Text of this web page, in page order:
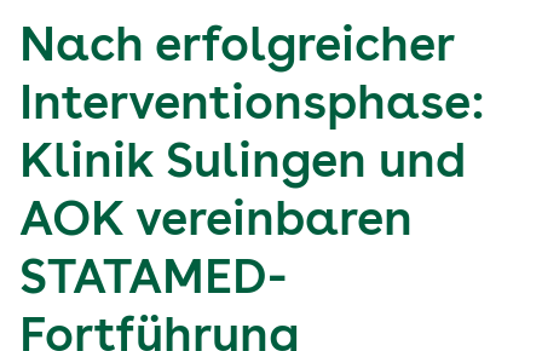
Nach erfolgreicher
Interventionsphase:
Klinik Sulingen und
AOK vereinbaren
STATAMED-
Fortführung